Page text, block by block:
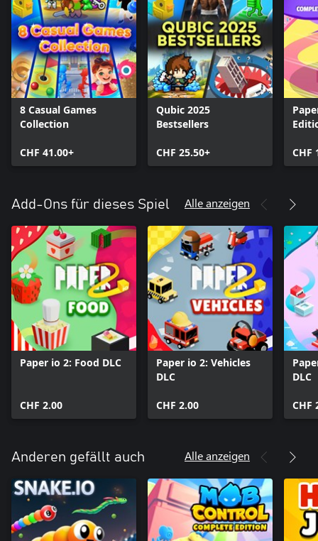
8 Casual Games
Collection
CHF 41.00+
Qubic 2025
Bestsellers
CHF 25.50+ CHF
Add-Ons für dieses Spiel Alle anzeigen
Paper io 2: Food DLC
CHF 2.00
Paper io 2: Vehicles
DLC
CHF 2.00
DLC
CHF
Anderen gefällt auch Alle anzeigen